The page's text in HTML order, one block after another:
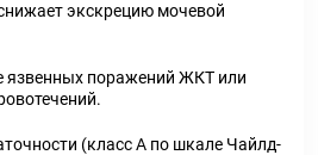
экскрецию мочевой
язвенных поражений ЖКТ или
(класс А по шкале Чайлд-